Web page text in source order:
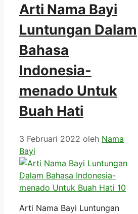
Arti Nama Bayi
Luntungan Dalam
Bahasa
Indonesia-
menado Untuk
Buah Hati
3 Februari 2022 oleh Nama
Bayi
Arti Nama Bayi Luntungan